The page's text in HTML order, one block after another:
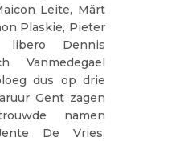
Leite, Märt
Plaskie, Pieter
libero Dennis
Vanmedegael
dus op drie
Gent zagen
namen
De Vries,